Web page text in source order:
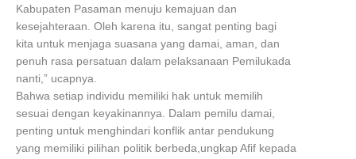
Kabupaten Pasaman menuju kemajuan dan
kesejahteraan. Oleh karena itu, sangat penting bagi
kita untuk menjaga suasana yang damai, aman, dan
penuh rasa persatuan dalam pelaksanaan Pemilukada
nanti,” ucapnya.
Bahwa setiap individu memiliki hak untuk memilih
sesuai dengan keyakinannya. Dalam pemilu damai,
penting untuk menghindari konflik antar pendukung
yang memiliki pilihan politik berbeda,ungkap Afif kepada